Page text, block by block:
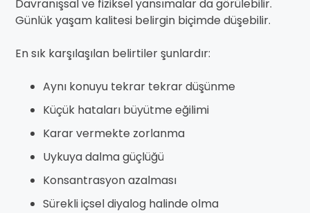
Davranışsal ve fiziksel yansımalar da görülebilir.
Günlük yaşam kalitesi belirgin biçimde düşebilir.
En sık karşılaşılan belirtiler şunlardır:
Aynı konuyu tekrar tekrar düşünme
Küçük hataları büyütme eğilimi
Karar vermekte zorlanma
Uykuya dalma güçlüğü
Konsantrasyon azalması
Sürekli içsel diyalog halinde olma